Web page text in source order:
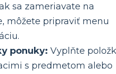
sa zameriavate na
môžete pripraviť menu
ponuky: Vyplňte
s predmetom alebo